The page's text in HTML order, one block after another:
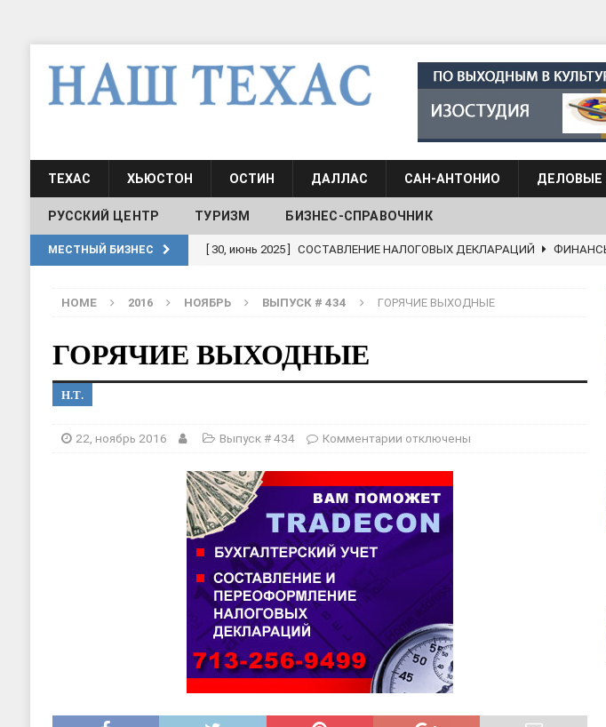
ТЕХАС ХЬЮСТОН ОСТИН ДАЛЛАС САН-АНТОНИО ДЕЛОВЫЕ
РУССКИЙ ЦЕНТР ТУРИЗМ БИЗНЕС-СПРАВОЧНИК
МЕСТНЫЙ БИЗНЕС [ 30, июнь 2025 ] СОСТАВЛЕНИЕ НАЛОГОВЫХ ДЕКЛАРАЦИЙ
[ 19, июль 2017 ] Классы русского языка для взрослых при
[ 19, июль 2017 ] Школа русского языка при культурном центре “Наш
[ 17, июнь 2026 ] Sophia Dance
HOME 2016 НОЯБРЬ ВЫПУСК # 434 ГОРЯЧИЕ ВЫХОДНЫЕ
ГОРЯЧИЕ ВЫХОДНЫЕ
Н.Т.
22, ноябрь 2016 Выпуск # 434 Комментарии отключены